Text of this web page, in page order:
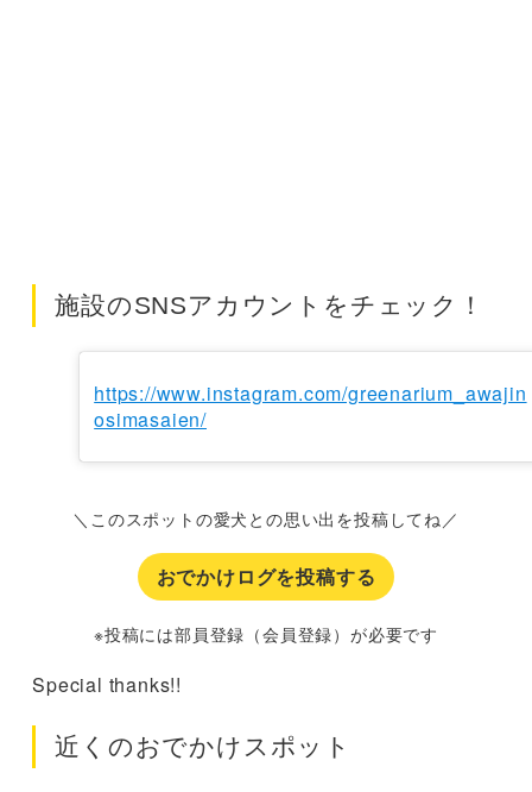
施設のSNSアカウントをチェック！
https://www.instagram.com/greenarium_awajin
osimasaien/
＼このスポットの愛犬との思い出を投稿してね／
おでかけログを投稿する
※投稿には部員登録（会員登録）が必要です
Special thanks!!
近くのおでかけスポット